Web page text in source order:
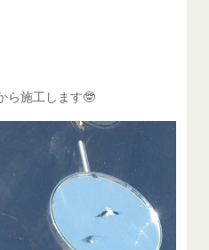
ら施工します🤓